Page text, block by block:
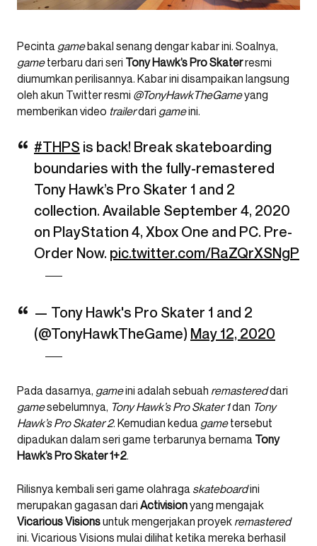
Pecinta gamebakal senang dengar kabar ini. Soalnya,
gameterbaru dari seri Tony Hawk’s Pro Skaterresmi
diumumkan perilisannya. Kabar ini disampaikan langsung
oleh akun Twitter resmi @TonyHawkTheGameyang
memberikan video trailerdari gameini.
#THPS is back! Break skateboarding
boundaries with the fully-remastered
Tony Hawk’s Pro Skater 1 and 2
collection. Available September 4, 2020
on PlayStation 4, Xbox One and PC. Pre-
Order Now. pic.twitter.com/RaZQrXSNgP
— Tony Hawk's Pro Skater 1 and 2
(@TonyHawkTheGame) May 12, 2020
Pada dasarnya, gameini adalah sebuah remastereddari
gamesebelumnya, Tony Hawk’s Pro Skater 1dan Tony
Hawk’s Pro Skater 2. Kemudian kedua gametersebut
dipadukan dalam seri game terbarunya bernama Tony
Hawk’s Pro Skater 1+2.
Rilisnya kembali seri game olahraga skateboardini
merupakan gagasan dari Activisionyang mengajak
Vicarious Visionsuntuk mengerjakan proyek remastered
ini. Vicarious Visions mulai dilihat ketika mereka berhasil